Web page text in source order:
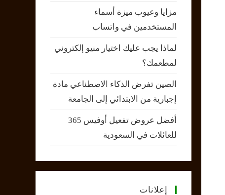
مزايا وعيوب ميزة أسماء
المستخدمين في واتساب
لماذا يجب عليك اختيار منيو إلكتروني
لمطعمك؟
الصين تفرض الذكاء الاصطناعي مادة
إجبارية من الابتدائي إلى الجامعة
أفضل عروض تفعيل أوفيس 365
للعائلات في السعودية
إعلانات